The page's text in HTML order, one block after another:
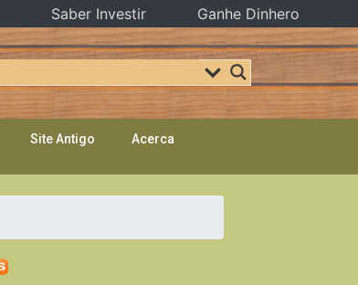
Site Antigo Acerca
Saber Investir Ganhe Dinhero